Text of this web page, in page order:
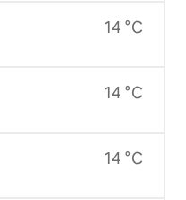
14 °C
14 °C
14 °C